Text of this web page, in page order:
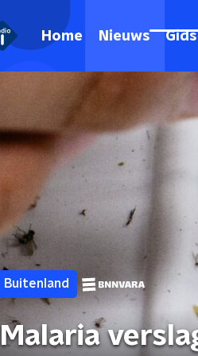
Home Nieuws Gids
Buitenland
Malaria